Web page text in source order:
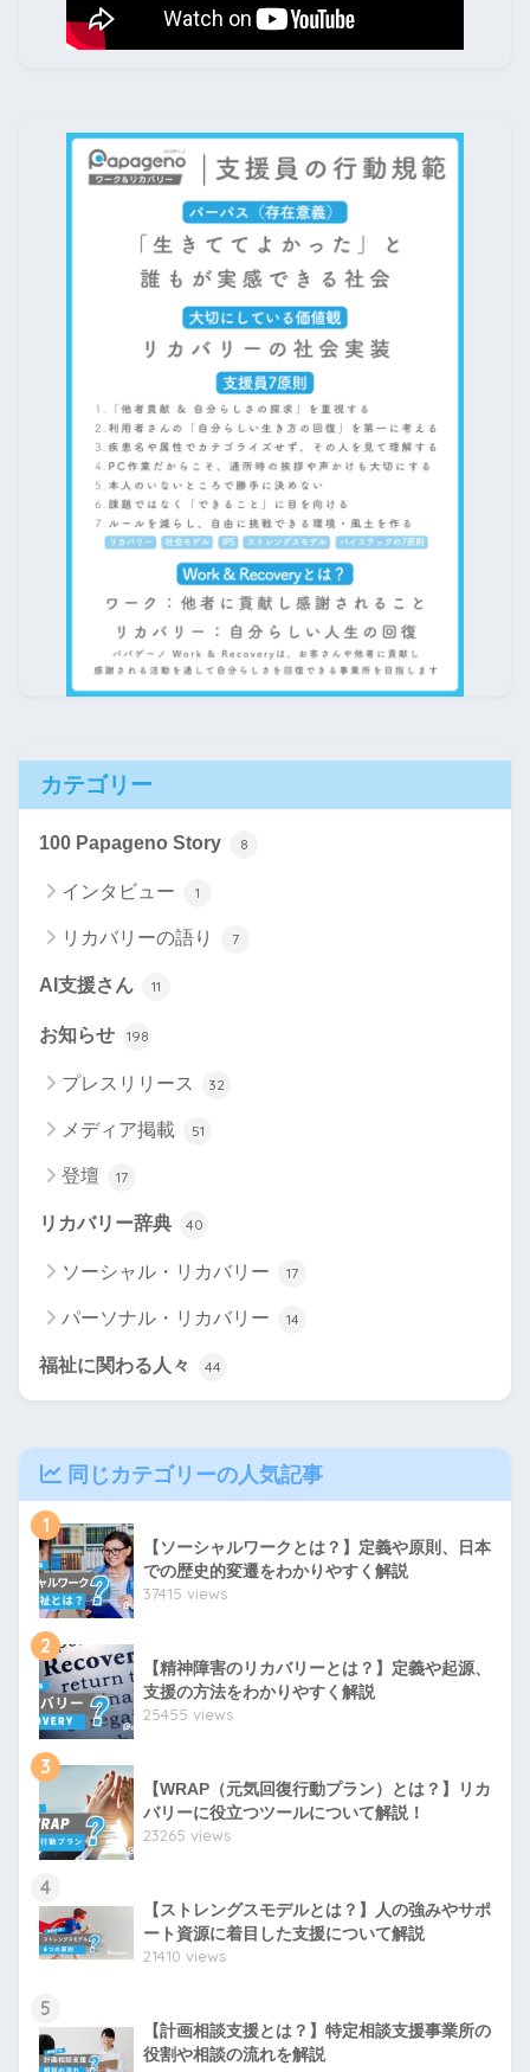
カテゴリー
100 Papageno Story 8
インタビュー 1
リカバリーの語り 7
AI支援さん 11
お知らせ 198
プレスリリース 32
メディア掲載 51
登壇 17
リカバリー辞典 40
ソーシャル・リカバリー 17
パーソナル・リカバリー 14
福祉に関わる人々 44
同じカテゴリーの人気記事
1
【ソーシャルワークとは？】定義や原則、日本
での歴史的変遷をわかりやすく解説
37415 views
2
【精神障害のリカバリーとは？】定義や起源、
支援の方法をわかりやすく解説
25455 views
3
【WRAP（元気回復行動プラン）とは？】リカ
バリーに役立つツールについて解説！
23265 views
4
【ストレングスモデルとは？】人の強みやサポ
ート資源に着目した支援について解説
21410 views
5
【計画相談支援とは？】特定相談支援事業所の
役割や相談の流れを解説